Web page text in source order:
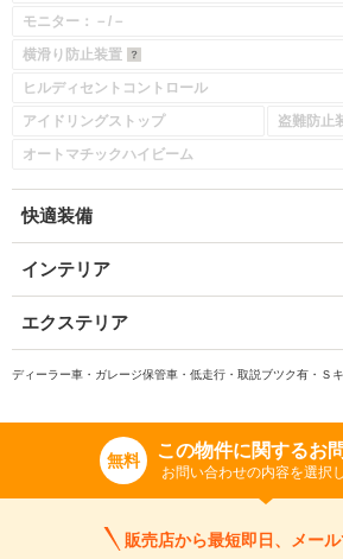
モニター：－/－
横滑り防止装置
ヒルディセントコントロール
アイドリングストップ
盗難防止
オートマチックハイビーム
快適装備
インテリア
エクステリア
ディーラー車・ガレージ保管車・低走行・取説ブツク有・Ｓ
無料 この物件に関するお
お問い合わせの内容を選択
販売店から最短即日、メール